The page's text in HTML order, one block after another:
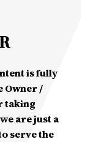
is fully
Owner /
taking
are just a
serve the